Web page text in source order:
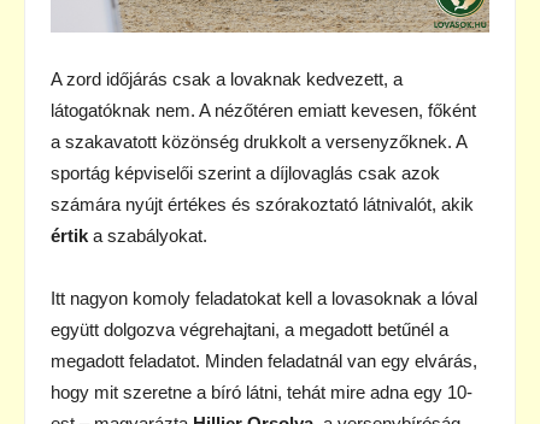
A zord időjárás csak a lovaknak kedvezett, a
látogatóknak nem. A nézőtéren emiatt kevesen, főként
a szakavatott közönség drukkolt a versenyzőknek. A
sportág képviselői szerint a díjlovaglás csak azok
számára nyújt értékes és szórakoztató látnivalót, akik
értik a szabályokat.
Itt nagyon komoly feladatokat kell a lovasoknak a lóval
együtt dolgozva végrehajtani, a megadott betűnél a
megadott feladatot. Minden feladatnál van egy elvárás,
hogy mit szeretne a bíró látni, tehát mire adna egy 10-